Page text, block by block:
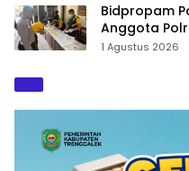
Bidpropam
Anggota
1 Agustus 2026